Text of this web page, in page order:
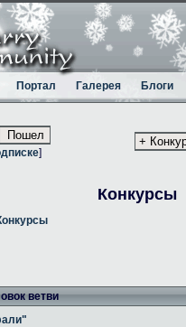
Портал Галерея Блоги
]
Конкурсы
ветви